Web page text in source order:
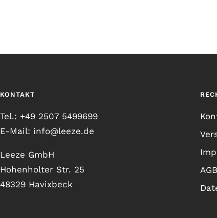
KONTAKT
Tel.: +49 2507 5499699
E-Mail: info@leeze.de
Leeze GmbH
Hohenholter Str. 25
48329 Havixbeck
AGB